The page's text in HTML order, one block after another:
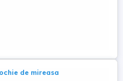
de mireasa